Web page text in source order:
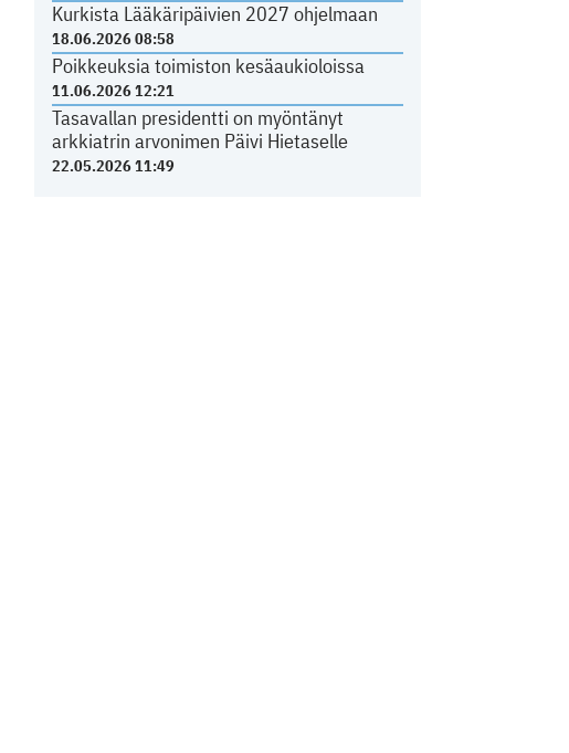
Kurkista Lääkäripäivien 2027 ohjelmaan
18.06.2026 08:58
Poikkeuksia toimiston kesäaukioloissa
11.06.2026 12:21
Tasavallan presidentti on myöntänyt
arkkiatrin arvonimen Päivi Hietaselle
22.05.2026 11:49